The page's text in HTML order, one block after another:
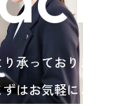
承っております
はお気軽にご相